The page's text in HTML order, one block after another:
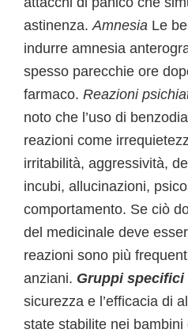
astinenza.Amnesia Le
indurre amnesia
spesso parecchie ore
farmaco. Reazioni
noto che l’uso di
reazioni come
irritabilità, aggressività,
incubi, allucinazioni,
comportamento. Se ciò
del medicinale deve
reazioni sono più
anziani. Gruppi specifici
sicurezza e l’efficacia di
state stabilite nei bambini